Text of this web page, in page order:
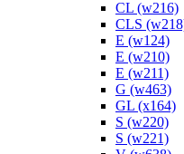
CL (w216)
CLS
E (w124)
E (w210)
E (w211)
G (w463)
GL (x164)
S (w220)
S (w221)